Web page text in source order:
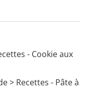
- Cookie aux
> Recettes - Pâte à